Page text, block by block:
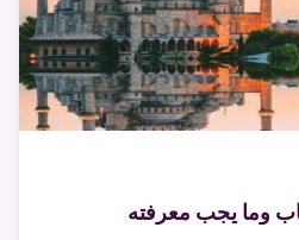
وما يجب معرفته